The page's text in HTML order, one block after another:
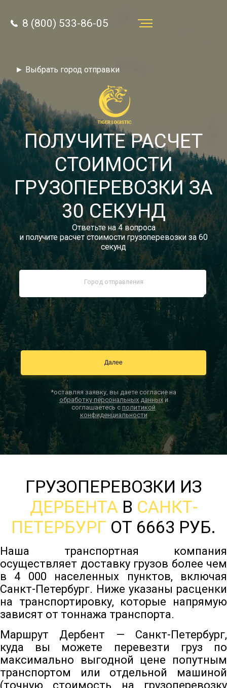
8 (800) 533-86-05
Звонок по России бесплатный
autotransport24@yandex.ru
Заказать звонок
Тарифы
Отзывы
Статьи
Новости
Документы
Контакты
► Выбрать город отправки
8 (800) 533-86-05
ПОЛУЧИТЕ РАСЧЕТ
СТОИМОСТИ
ГРУЗОПЕРЕВОЗКИ ЗА
30 СЕКУНД
Ответьте на 4 вопроса
и получите расчет стоимости грузоперевозки за 60
секунд
*оставляя заявку, вы даете согласие на
обработку персональных данныхи
соглашаетесь с политикой
конфиденциальности
ГРУЗОПЕРЕВОЗКИ ИЗ
ДЕРБЕНТАВ САНКТ-
ПЕТЕРБУРГ ОТ 6663 РУБ.
Наша транспортная компания
осуществляет доставку грузов более чем
в 4 000 населенных пунктов, включая
Санкт-Петербург. Ниже указаны расценки
на транспортировку, которые напрямую
зависят от тоннажа транспорта.
Маршрут Дербент — Санкт-Петербург,
куда вы можете перевезти груз по
максимально выгодной цене попутным
транспортом или отдельной машиной
(точную стоимость на грузоперевозку